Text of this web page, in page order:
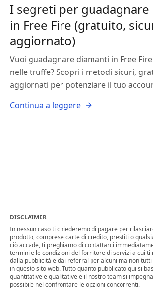
I segreti per guadagnare
in Free Fire (gratuito,
aggiornato)
Vuoi guadagnare diamanti in Free
nelle truffe? Scopri i metodi sicuri,
aggiornati per potenziare il tuo
Continua a leggere
DISCLAIMER
In nessun caso ti chiederemo di pagare per
prodotto, comprese carte di credito, prestiti o
ciò accade, ti preghiamo di contattarci
termini e le condizioni del fornitore di servizi a cui ti
dalla pubblicità e dai referral per alcuni ma non
in questo sito web. Tutto quanto pubblicato qui si
quantitative e qualitative e il nostro team si
possibile nel confrontare le opzioni concorrenti.